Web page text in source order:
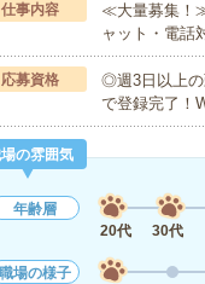
仕事内容
≪大量募集！≫
ャット・電話
応募資格
◎週3日以上の
で登録完了！
の雰囲気
年齢層
20代
30代
職場の様子